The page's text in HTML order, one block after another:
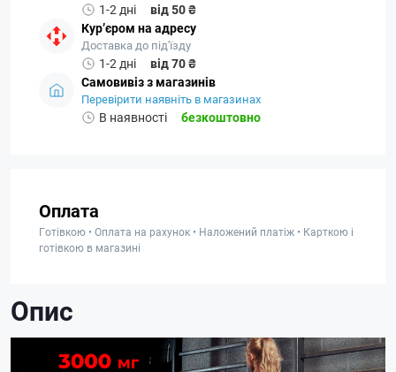
1-2 дні
від 50 ₴
Кур’єром на адресу
Доставка до під'їзду
1-2 дні
від 70 ₴
Самовивіз з магазинів
Перевірити наявніть в магазинах
В наявності безкоштовно
Оплата
Готівкою • Оплата на рахунок • Наложений платіж • Карткою і
готівкою в магазині
Опис